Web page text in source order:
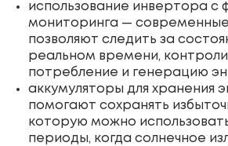
использование инвертора с
мониторинга —
позволяют следить за
реальном времени,
потребление и генерацию
аккумуляторы для хранения
помогают сохранять
которую можно
периоды, когда солнечное